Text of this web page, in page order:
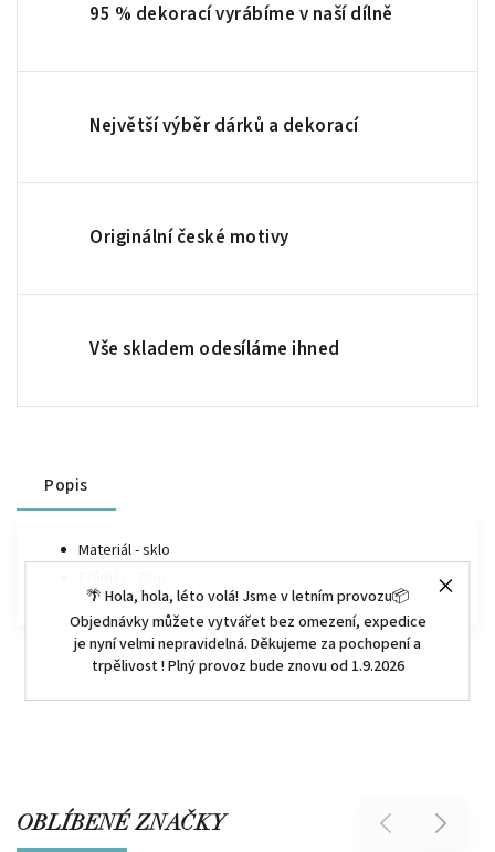
🌴 Hola, hola, léto volá! Jsme v letním provozu📦
Objednávky můžete vytvářet bez omezení, expedice
je nyní velmi nepravidelná. Děkujeme za pochopení a
trpělivost ! Plný provoz bude znovu od 1.9.2026
95 % dekorací vyrábíme v naší dílně
Největší výběr dárků a dekorací
Originální české motivy
Vše skladem odesíláme ihned
Popis
Materiál - sklo
OBLÍBENÉ ZNAČKY Previous Next